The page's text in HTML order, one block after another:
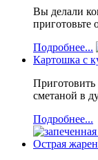
Вы делали
приготовьте
Подробнее...
Картошка с
Приготовить
сметаной в
Подробнее...
Острая